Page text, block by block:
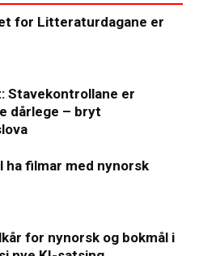
for Litteraturdagane er
Stavekontrollane er
dårlege – bryt
ha filmar med nynorsk
for nynorsk og bokmål i